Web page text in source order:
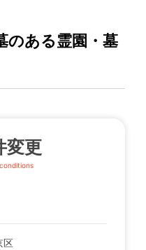
のある霊園・墓
変更
区